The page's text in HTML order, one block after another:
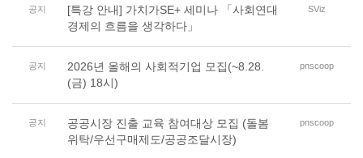
공지
[특강 안내] 가치가SE+ 세미나 「사회연대
경제의 흐름을 생각하다」
SViz
공지
2026년 올해의 사회적기업 모집(~8.28.
(금) 18시)
pnscoop
공지
공공시장 진출 교육 참여대상 모집 (돌봄
위탁/우선구매제도/공공조달시장)
pnscoop